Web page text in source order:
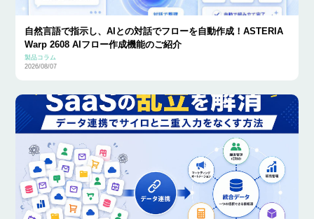
自然言語で指示し、AIとの対話でフローを自動作成！ASTERIA
Warp 2608 AIフロー作成機能のご紹介
製品コラム
2026/08/07